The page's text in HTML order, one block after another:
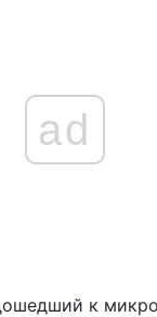
ad
к